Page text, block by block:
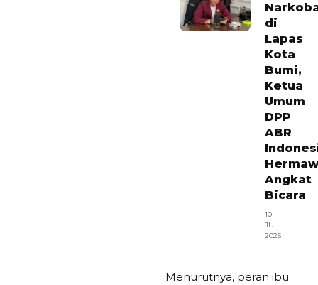
di
Lapas
Kota
Bumi,
Ketua
Umum
DPP
ABR
Angkat
Bicara
10
JUL
2025
Menurutnya, peran ibu